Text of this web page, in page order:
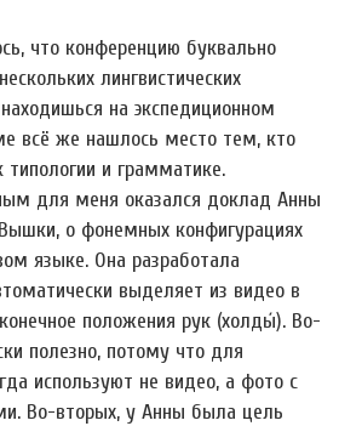
что конференцию буквально
лингвистических
на экспедиционном
всё же нашлось место тем, кто
и грамматике.
для меня оказался доклад Анны
о фонемных конфигурациях
языке. Она разработала
выделяет из видео в
положения рук (холды́). Во-
полезно, потому что для
используют не видео, а фото с
Во-вторых, у Анны была цель